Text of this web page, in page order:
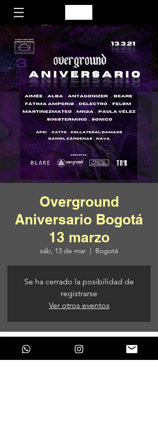
Overground
Aniversario Bogotá
13 marzo
sáb, 13 de mar
  |
Bogotá
Se ha cerrado la posibilidad de
registrarse
Ver otros eventos
Horario y ubicación